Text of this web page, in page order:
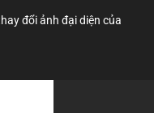
đổi ảnh đại diện của